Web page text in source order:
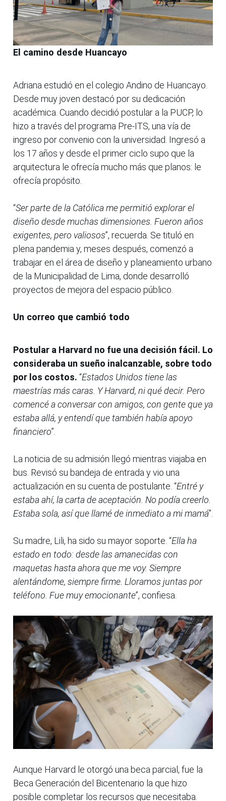
El camino desde Huancayo
Adriana estudió en el colegio Andino de Huancayo.
Desde muy joven destacó por su dedicación
académica. Cuando decidió postular a la PUCP, lo
hizo a través del programa Pre-ITS, una vía de
ingreso por convenio con la universidad. Ingresó a
los 17 años y desde el primer ciclo supo que la
arquitectura le ofrecía mucho más que planos: le
ofrecía propósito.
“Ser parte de la Católica me permitió explorar el
diseño desde muchas dimensiones. Fueron años
exigentes, pero valiosos”, recuerda. Se tituló en
plena pandemia y, meses después, comenzó a
trabajar en el área de diseño y planeamiento urbano
de la Municipalidad de Lima, donde desarrolló
proyectos de mejora del espacio público.
Un correo que cambió todo
Postular a Harvard no fue una decisión fácil. Lo
consideraba un sueño inalcanzable, sobre todo
por los costos. “Estados Unidos tiene las
maestrías más caras. Y Harvard, ni qué decir. Pero
comencé a conversar con amigos, con gente que ya
estaba allá, y entendí que también había apoyo
financiero”.
La noticia de su admisión llegó mientras viajaba en
bus. Revisó su bandeja de entrada y vio una
actualización en su cuenta de postulante. “Entré y
estaba ahí, la carta de aceptación. No podía creerlo.
Estaba sola, así que llamé de inmediato a mi mamá”.
Su madre, Lili, ha sido su mayor soporte. “Ella ha
estado en todo: desde las amanecidas con
maquetas hasta ahora que me voy. Siempre
alentándome, siempre firme. Lloramos juntas por
teléfono. Fue muy emocionante”, confiesa.
Aunque Harvard le otorgó una beca parcial, fue la
Beca Generación del Bicentenario la que hizo
posible completar los recursos que necesitaba.